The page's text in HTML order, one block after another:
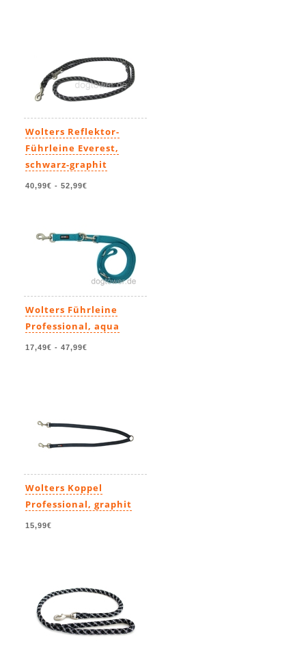
Wolters Reflektor-
Führleine Everest,
schwarz-graphit
40,99€ - 52,99€
Wolters Führleine
Professional, aqua
17,49€ - 47,99€
Wolters Koppel
Professional, graphit
15,99€